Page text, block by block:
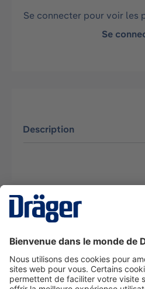
Se connecter pour voir les
Se
Description
La
Nous contacter